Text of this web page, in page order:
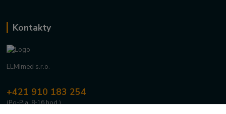
Kontakty
ELMImed s.r.o.
+421 910 183 254
(Po-Pia, 8-16 hod.)